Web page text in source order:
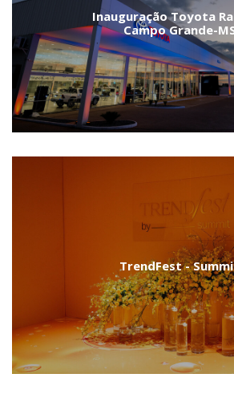
Inauguração Toyota
Campo Grande-
TrendFest -